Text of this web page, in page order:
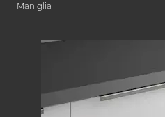
Maniglia